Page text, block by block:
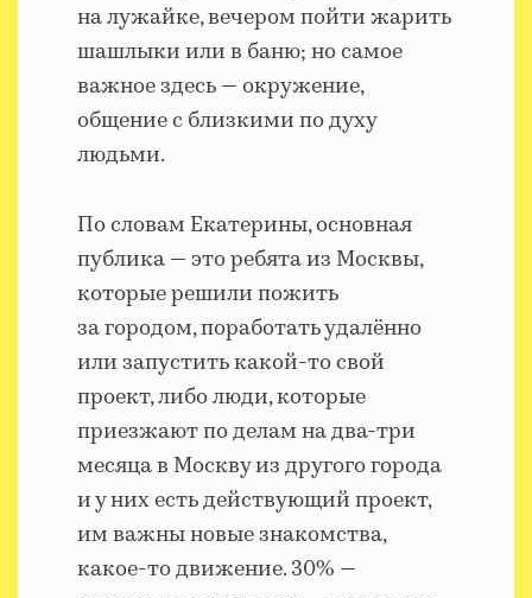
на лужайке, вечером пойти жарить
шашлыки или в баню; но самое
важное здесь — окружение,
общение с близкими по духу
людьми.
По словам Екатерины, основная
публика — это ребята из Москвы,
которые решили пожить
за городом, поработать удалённо
или запустить какой-то свой
проект, либо люди, которые
приезжают по делам на два-три
месяца в Москву из другого города
и у них есть действующий проект,
им важны новые знакомства,
какое-то движение. 30% —